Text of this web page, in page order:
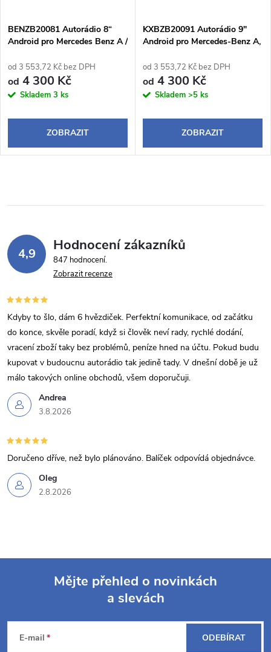
BENZB20081 Autorádio 8“
Android pro Mercedes Benz A /
od 3 553,72 Kč bez DPH
od 4 300 Kč
Skladem 3 ks
ZOBRAZIT
KXBZB20091 Autorádio 9"
Android pro Mercedes-Benz A,
od 3 553,72 Kč bez DPH
od 4 300 Kč
Skladem >5 ks
ZOBRAZIT
4,9 Hodnocení zákazníků
847 hodnocení
Zobrazit recenze
Andrea
3.8.2026
Kdyby to šlo, dám 6 hvězdiček. Perfektní komunikace, od začátku
do konce, skvěle poradí, když si člověk neví rady, rychlé dodání,
vracení zboží taky bez problémů, peníze hned na účtu. Pokud budu
kupovat v budoucnu autorádio tak jedině tady. V dnešní době je už
málo takových online obchodů, všem doporučuji.
Oleg
2.8.2026
Doručeno dříve, než bylo plánováno. Balíček odpovídá objednávce.
Mějte přehled o novinkách
a slevách
E-mail ODEBÍRAT